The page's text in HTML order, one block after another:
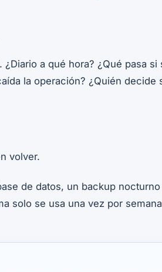
a qué hora? ¿Qué pasa si
la operación? ¿Quién decide
volver.
de datos, un backup
solo se usa una vez por